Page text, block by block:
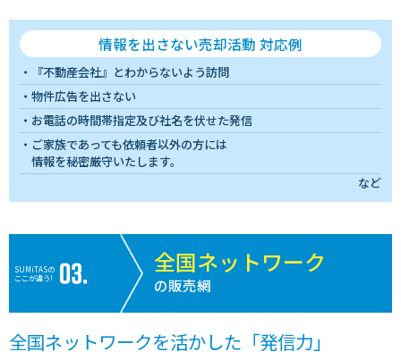
情報を出さない売却活動 対応例
『不動産会社』とわからないよう訪問
物件広告を出さない
お電話の時間帯指定及び社名を伏せた発信
ご家族であっても依頼者以外の方には
情報を秘密厳守いたします。
など
SUMiTASの
ここが違う!
全国ネットワーク
の販売網
全国ネットワークを活かした「発信力」